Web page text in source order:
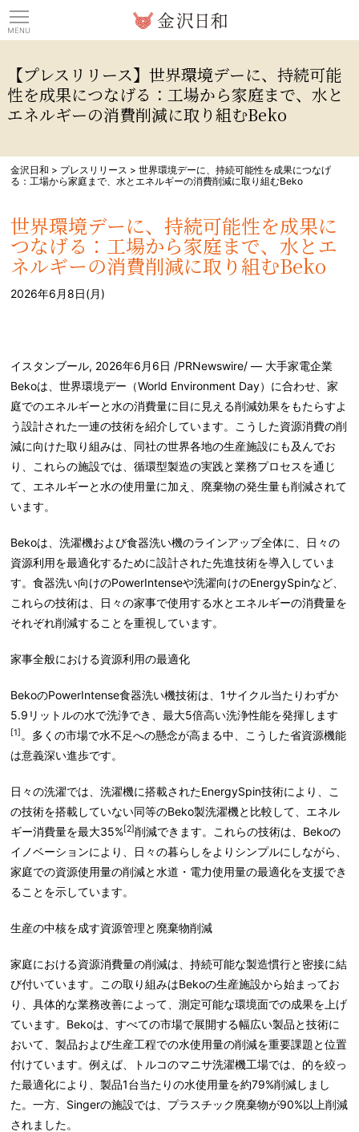
【プレスリリース】世界環境デーに、持続可能
性を成果につなげる：工場から家庭まで、水と
エネルギーの消費削減に取り組むBeko
金沢日和 > プレスリリース >世界環境デーに、持続可能性を成果につなげ
る：工場から家庭まで、水とエネルギーの消費削減に取り組むBeko
世界環境デーに、持続可能性を成果に
つなげる：工場から家庭まで、水とエ
ネルギーの消費削減に取り組むBeko
2026年6月8日(月)
イスタンブール, 2026年6月6日 /PRNewswire/ — 大手家電企業
Bekoは、世界環境デー（World Environment Day）に合わせ、家
庭でのエネルギーと水の消費量に目に見える削減効果をもたらすよ
う設計された一連の技術を紹介しています。こうした資源消費の削
減に向けた取り組みは、同社の世界各地の生産施設にも及んでお
り、これらの施設では、循環型製造の実践と業務プロセスを通じ
て、エネルギーと水の使用量に加え、廃棄物の発生量も削減されて
います。
Bekoは、洗濯機および食器洗い機のラインアップ全体に、日々の
資源利用を最適化するために設計された先進技術を導入していま
す。食器洗い向けのPowerIntenseや洗濯向けのEnergySpinなど、
これらの技術は、日々の家事で使用する水とエネルギーの消費量を
それぞれ削減することを重視しています。
家事全般における資源利用の最適化
BekoのPowerIntense食器洗い機技術は、1サイクル当たりわずか
5.9リットルの水で洗浄でき、最大5倍高い洗浄性能を発揮します
[1] 。多くの市場で水不足への懸念が高まる中、こうした省資源機能
は意義深い進歩です。
日々の洗濯では、洗濯機に搭載されたEnergySpin技術により、こ
の技術を搭載していない同等のBeko製洗濯機と比較して、エネル
ギー消費量を最大35%[2]削減できます。これらの技術は、Bekoの
イノベーションにより、日々の暮らしをよりシンプルにしながら、
家庭での資源使用量の削減と水道・電力使用量の最適化を支援でき
ることを示しています。
生産の中核を成す資源管理と廃棄物削減
家庭における資源消費量の削減は、持続可能な製造慣行と密接に結
び付いています。この取り組みはBekoの生産施設から始まってお
り、具体的な業務改善によって、測定可能な環境面での成果を上げ
ています。Bekoは、すべての市場で展開する幅広い製品と技術に
おいて、製品および生産工程での水使用量の削減を重要課題と位置
付けています。例えば、トルコのマニサ洗濯機工場では、的を絞っ
た最適化により、製品1台当たりの水使用量を約79%削減しまし
た。一方、Singerの施設では、プラスチック廃棄物が90%以上削減
されました。